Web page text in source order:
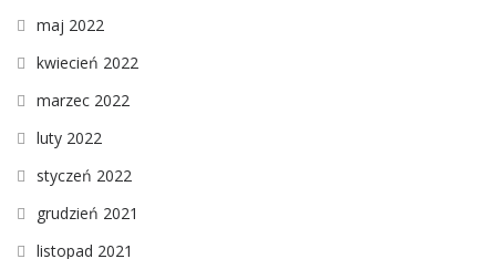
maj 2022
kwiecień 2022
marzec 2022
luty 2022
styczeń 2022
grudzień 2021
listopad 2021